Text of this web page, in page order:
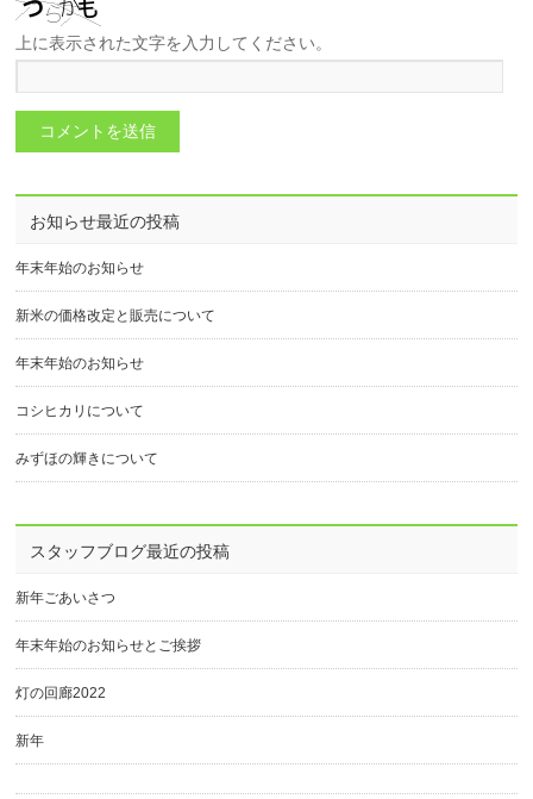
上に表示された文字を入力してください。
お知らせ最近の投稿
年末年始のお知らせ
新米の価格改定と販売について
年末年始のお知らせ
コシヒカリについて
みずほの輝きについて
スタッフブログ最近の投稿
新年ごあいさつ
年末年始のお知らせとご挨拶
灯の回廊2022
新年